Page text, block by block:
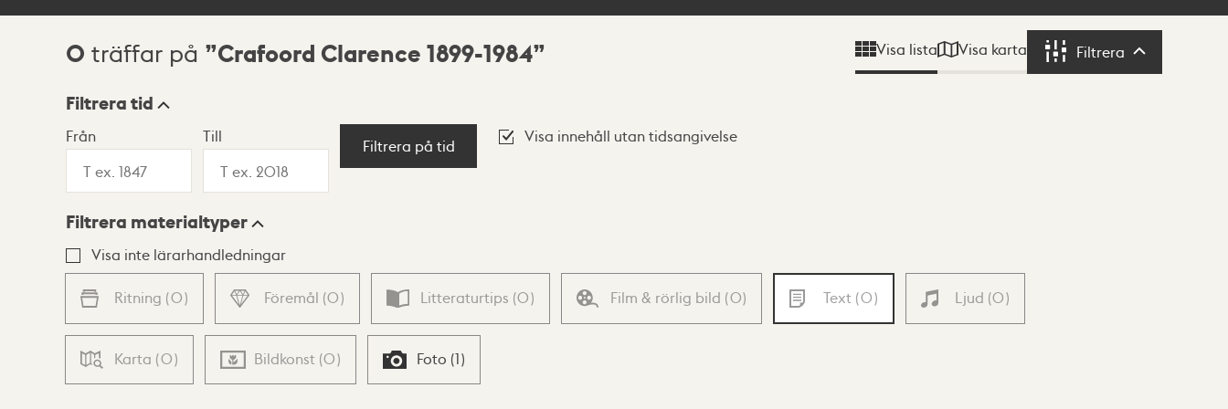
Sökresultat
0 träffar på Crafoord Clarence 1899-1984 Visa lista Visa karta Filtrera Filtrera
Visningsläge
Lista Karta
Filtrera tid
Från Till
Filtrera på tid
Visa innehåll utan tidsangivelse
Filtrera materialtyper
Visa inte lärarhandledningar
Ritning (0) Föremål (0) Litteraturtips (0) Film & rörlig bild (0) Text (0) Ljud (0)
Karta (0) Bildkonst (0) Foto (1)